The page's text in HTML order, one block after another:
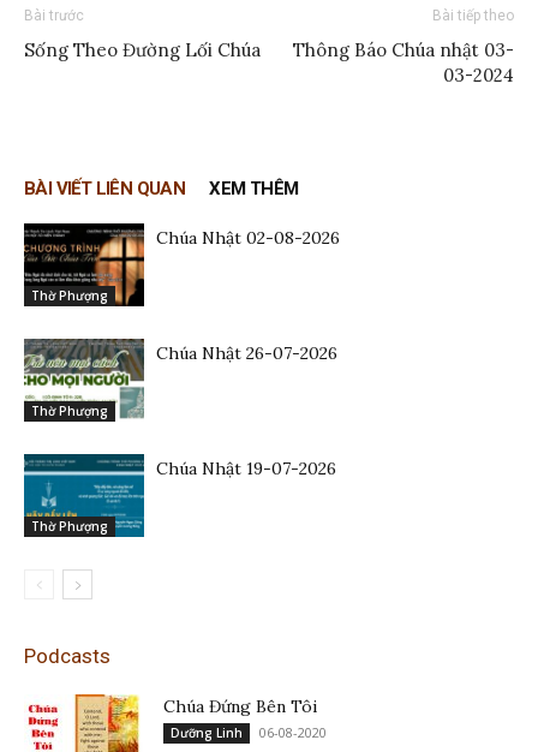
Bài trước
Sống Theo Đường Lối Chúa
Bài tiếp theo
Thông Báo Chúa nhật 03-
03-2024
BÀI VIẾT LIÊN QUAN XEM THÊM
Thờ Phượng
Chúa Nhật 02-08-2026
Thờ Phượng
Chúa Nhật 26-07-2026
Thờ Phượng
Chúa Nhật 19-07-2026
Podcasts
Chúa Đứng Bên Tôi
Dưỡng Linh 06-08-2020